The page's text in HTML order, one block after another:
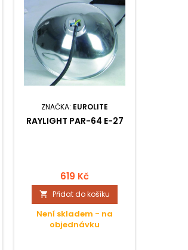
ZNAČKA: EUROLITE
RAYLIGHT PAR-64 E-27
619 Kč
 Přidat do košíku
Není skladem - na
objednávku